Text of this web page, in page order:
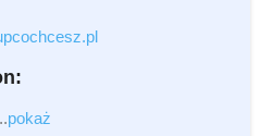
pokaż
- doc,pdf,zip)